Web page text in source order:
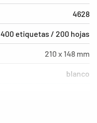
4628
400 etiquetas / 200 hojas
210 x 148 mm
blanco